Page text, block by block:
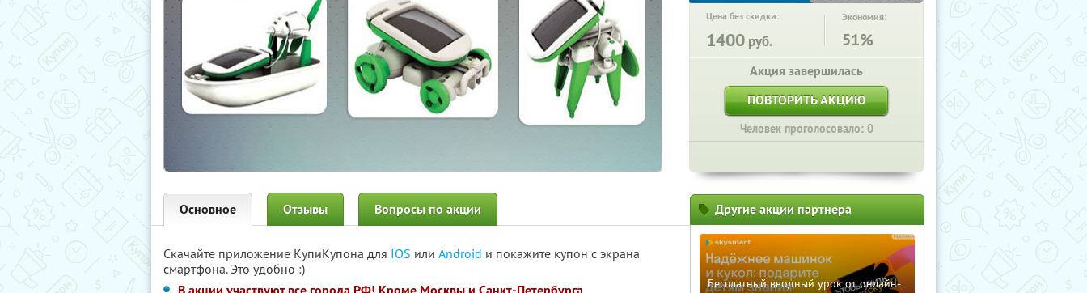
Цена без скидки:
1400 руб.
Экономия:
51%
Акция завершилась
ПОВТОРИТЬ АКЦИЮ
Человек проголосовало: 0
Основное Отзывы Вопросы по акции
Скачайте приложение КупиКупона для IOS или Android и покажите купон с экрана
смартфона. Это удобно :)
Другие акции партнера
Бесплатный вводный урок от онлайн-